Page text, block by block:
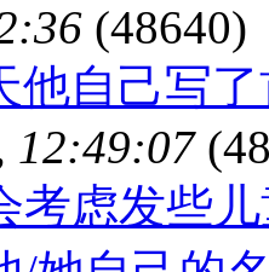
(48640)
他自己写
12:49:07
考虑发些